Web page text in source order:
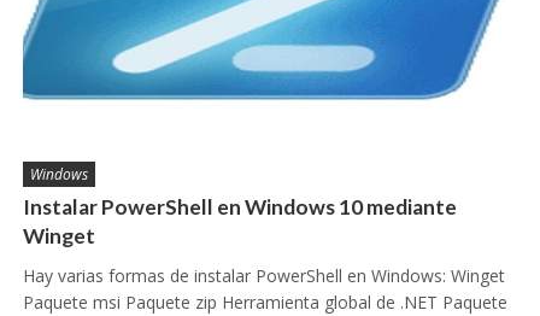
Windows
Instalar PowerShell en Windows 10 mediante
Winget
Hay varias formas de instalar PowerShell en Windows: Winget
Paquete msi Paquete zip Herramienta global de .NET Paquete